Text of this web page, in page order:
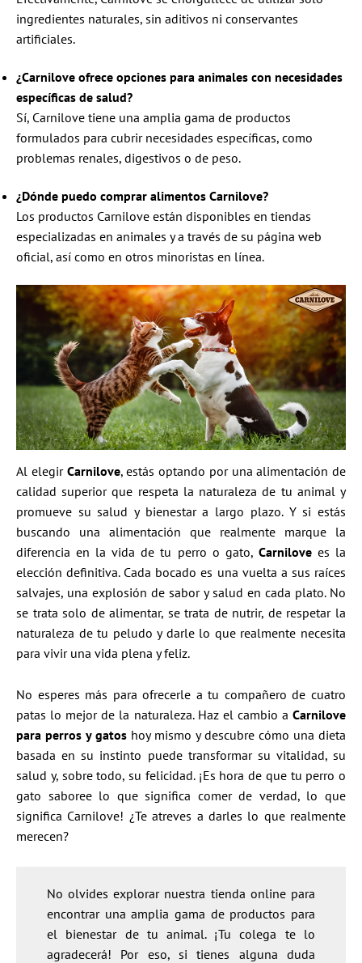
ingredientes naturales, sin aditivos ni conservantes
artificiales.
¿Carnilove ofrece opciones para animales con necesidades
específicas de salud?
Sí, Carnilove tiene una amplia gama de productos
formulados para cubrir necesidades específicas, como
problemas renales, digestivos o de peso.
¿Dónde puedo comprar alimentos Carnilove?
Los productos Carnilove están disponibles en tiendas
especializadas en animales y a través de su página web
oficial, así como en otros minoristas en línea.
Al elegir Carnilove, estás optando por una alimentación de
calidad superior que respeta la naturaleza de tu animal y
promueve su salud y bienestar a largo plazo. Y si estás
buscando una alimentación que realmente marque la
diferencia en la vida de tu perro o gato, Carnilovees la
elección definitiva. Cada bocado es una vuelta a sus raíces
salvajes, una explosión de sabor y salud en cada plato. No
se trata solo de alimentar, se trata de nutrir, de respetar la
naturaleza de tu peludo y darle lo que realmente necesita
para vivir una vida plena y feliz.
No esperes más para ofrecerle a tu compañero de cuatro
patas lo mejor de la naturaleza. Haz el cambio a Carnilove
para perros y gatos hoy mismo y descubre cómo una dieta
basada en su instinto puede transformar su vitalidad, su
salud y, sobre todo, su felicidad. ¡Es hora de que tu perro o
gato saboree lo que significa comer de verdad, lo que
significa Carnilove! ¿Te atreves a darles lo que realmente
merecen?
No olvides explorar nuestra tienda online para
encontrar una amplia gama de productos para
el bienestar de tu animal. ¡Tu colega te lo
agradecerá! Por eso, si tienes alguna duda